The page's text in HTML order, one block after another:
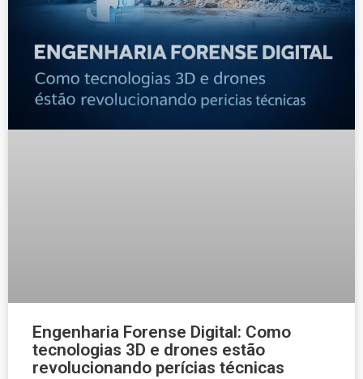
Engenharia Forense Digital: Como
tecnologias 3D e drones estão
revolucionando perícias técnicas